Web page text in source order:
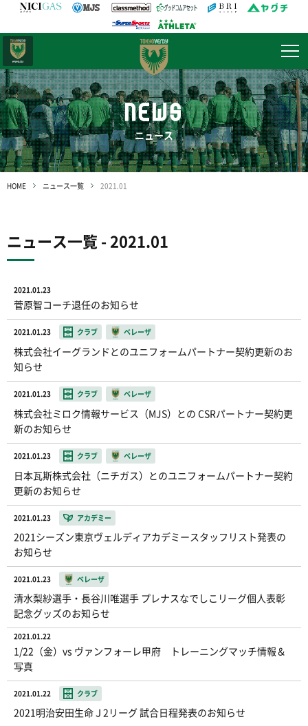
NEWS
ニュース
HOME ニュース一覧 2021.01
ニュース一覧 - 2021.01
2021.01.23
菅原智コーチ退任のお知らせ
2021.01.23 クラブ ベレーザ
株式会社イーグランドとのユニフォームパートナー契約更新のお
知らせ
2021.01.23 クラブ ベレーザ
株式会社ミロク情報サービス（MJS）との CSRパートナー契約更
新のお知らせ
2021.01.23 クラブ ベレーザ
日本瓦斯株式会社（ニチガス）とのユニフォームパートナー契約
更新のお知らせ
2021.01.23 アカデミー
2021シーズン東京ヴェルディアカデミースタッフリスト発表の
お知らせ
2021.01.23 ベレーザ
清水梨紗選手・長谷川唯選手 プレナスなでしこリーグ個人表彰
記念グッズのお知らせ
2021.01.22
1/22（金）vs ヴァンフォーレ甲府 トレーニングマッチ情報＆
写真
2021.01.22 クラブ
2021明治安田生命Ｊ2リーグ 試合日程発表のお知らせ